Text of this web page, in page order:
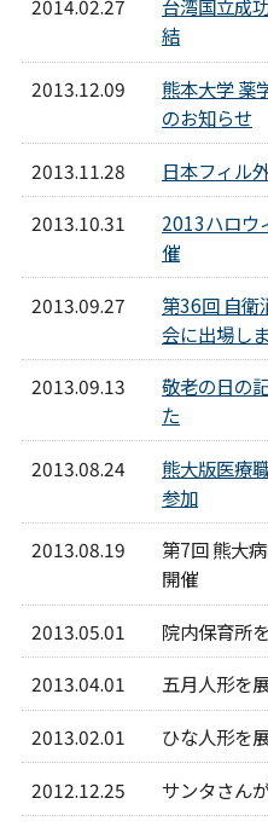
2014.02.27
台湾国立成
結
2013.12.09
熊本大学 薬
のお知らせ
2013.11.28
日本フィル
2013.10.31
2013ハロウ
催
2013.09.27
第36回 自衛
会に出場し
2013.09.13
敬老の日の
た
2013.08.24
熊大版医療
参加
2013.08.19
第7回 熊大
開催
2013.05.01
院内保育所
2013.04.01
五月人形を
2013.02.01
ひな人形を
2012.12.25
サンタさん